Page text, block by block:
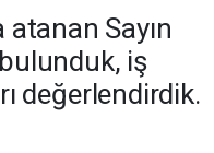
Sayın
iş
değerlendirdik.